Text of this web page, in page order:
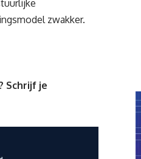
zwakker.
Schrijf je